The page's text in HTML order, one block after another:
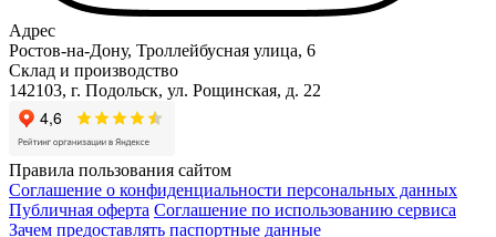
Адрес
Ростов-на-Дону, Троллейбусная улица, 6
Склад и производство
142103, г. Подольск, ул. Рощинская, д. 22
Правила пользования сайтом
Соглашение о конфиденциальности персональных данных
Публичная оферта Соглашение по использованию сервиса
Зачем предоставлять паспортные данные